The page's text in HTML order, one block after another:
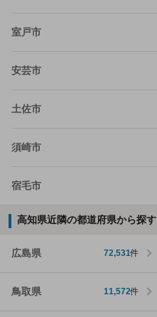
室戸市
安芸市
土佐市
須崎市
宿毛市
高知県近隣の都道府県から探す
広島県 72,531件
鳥取県 11,572件